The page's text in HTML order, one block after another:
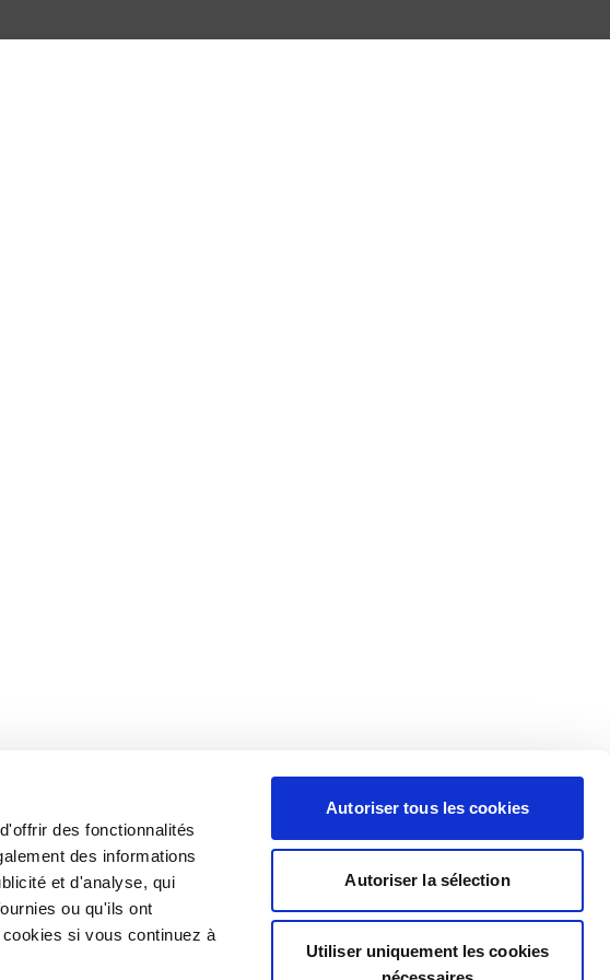
des fonctionnalités
des informations
et d'analyse, qui
ou qu'ils ont
si vous continuez à
Autoriser tous les cookies
Autoriser la sélection
Utiliser uniquement les cookies